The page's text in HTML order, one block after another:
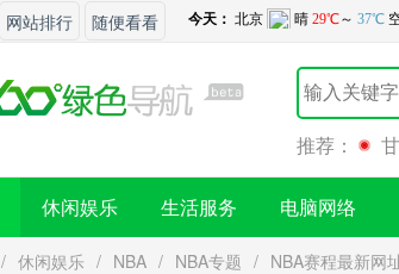
网站排行 随便看看
推荐：
休闲娱乐 生活服务 电脑网络
/ 休闲娱乐 / NBA / NBA专题 / NBA赛程最新网